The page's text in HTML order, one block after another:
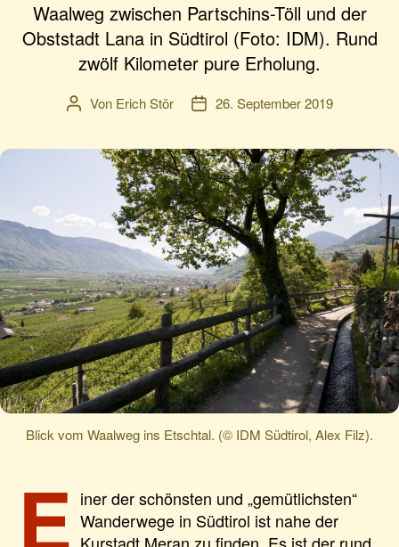
Waalweg zwischen Partschins-Töll und der
Obststadt Lana in Südtirol (Foto: IDM). Rund
zwölf Kilometer pure Erholung.
Beitragsautor
Von Erich Stör Veröffentlichungsdatum
26. September 2019
Blick vom Waalweg ins Etschtal. (© IDM Südtirol, Alex Filz).
E iner der schönsten und „gemütlichsten“
Wanderwege in Südtirol ist nahe der